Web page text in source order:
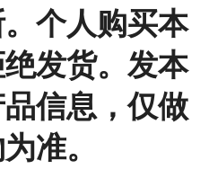
个人购买本
发货。发本
信息，仅做
准。